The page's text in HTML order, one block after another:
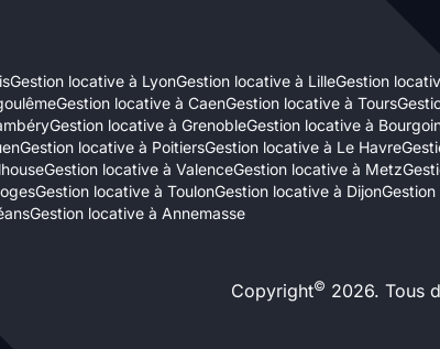
Gestion locative à LyonGestion locative à LilleGestion
Gestion locative à CaenGestion locative à Tours
Gestion locative à GrenobleGestion locative à
Gestion locative à PoitiersGestion locative à Le Havre
Gestion locative à ValenceGestion locative à Metz
Gestion locative à ToulonGestion locative à Dijon
Gestion locative à Annemasse
Copyright© 2026. Tous